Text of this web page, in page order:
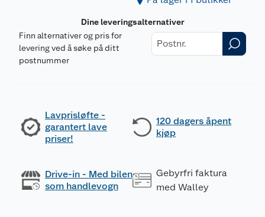
Dine leveringsalternativer
Finn alternativer og pris for
levering ved å søke på ditt
postnummer
Lavprisløfte -
garantert lave
priser!
120 dagers åpent
kjøp
Drive-in - Med bilen
som handlevogn
Gebyrfri faktura
med Walley